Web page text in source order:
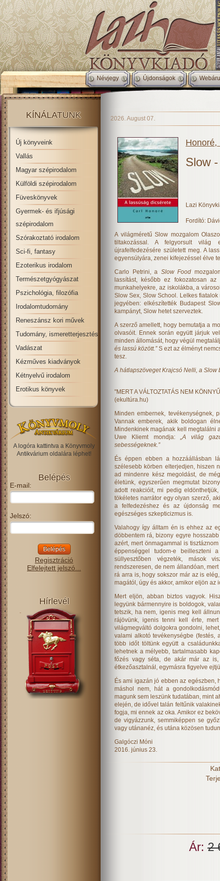
Névjegy Újdonságok
KÍNÁLATUNK
Új könyveink
Vallás
Magyar szépirodalom
Külföldi szépirodalom
Füveskönyvek
Gyermek- és ifjúsági
szépirodalom
Szórakoztató irodalom
Sci-fi, fantasy
Ezoterikus irodalom
Természetgyógyászat
Pszichológia, filozófia
Irodalomtudomány
Reneszánsz kori művek
Tudomány, ismeretterjesztés
Vadászat
Kézműves kiadványok
Kétnyelvű irodalom
Erotikus könyvek
A logóra kattintva a Könyvmoly
Antikvárium oldalára léphet!
Belépés
E-mail:
Jelszó:
Regisztráció
Elfelejtett jelszó...
Hírlevél
2026. August 07.
Honoré,
Slow
Lazi
Fordító:
A világméretű Slow mozgalom
tiltakozással. A felgyorsult világ
újrafelfedezésére született meg. A
egyensúlyára, zenei kifejezéssel élve
Carlo Petrini, a Slow Food
lassítást, később ez fokozatosan
munkahelyekre, az iskolákba, a
Slow Sex, Slow School. Lelkes
jegyében: elkészítették Budapest
kampányt, Slow hetet szerveztek.
A szerző amellett, hogy bemutatja a
olvasóit. Ennek során együtt járjuk
minden állomását, hogy végül
és lassú között.”S ezt az élményt
tesz.
A hátlapszöveget Krajcsó Nelli, a Slow
"MERT A VÁLTOZTATÁS NEM
(ekultúra.hu)
Minden embernek, tevékenységnek,
Vannak emberek, akik boldogan
Mindenkinek magának kell megtalálni
Uwe Kliemt mondja: „A világ
sebességeknek.”
És éppen ebben a hozzáállásban
szélesebb körben elterjedjen, hiszen
ad mindenre kész megoldást, de
életünk, egyszerűen megmutat
adott reakcióit, mi pedig
tökéletes narrátor egy olyan szerző,
a felfedezéshez és az újdonság
egészséges szkepticizmus is.
Valahogy így álltam én is ehhez az
döbbentem rá, bizony egyre
azért, mert önmagammal is
éppenséggel tudom-e
süllyesztőben végzeték, mások
rendszeresen, de nem állandóan,
rá arra is, hogy sokszor már az is
magától, úgy és akkor, amikor eljön az
Mert eljön, abban biztos vagyok.
legyünk bármennyire is boldogok,
tetszik, ha nem, igenis meg kell
rájövünk, igenis tenni kell érte,
világmegváltó dolgokra gondolni,
valami alkotó tevékenységbe (festés,
több időt töltünk együtt a
lehetnek a mélyebb, tartalmasabb
főzés vagy séta, de akár már az
étkezőasztalnál, egymásra figyelve
És ami igazán jó ebben az egészben,
máshol nem, hát a
magunk sem leszünk tudatában, mint
elején, de idővel talán feltűnik
fogja, mi ennek az oka. Amikor ez
de vigyázzunk, semmiképpen se
vagy utánanéz, és utána közösen
Galgóczi Móni
2016. június 23.
Ár:2